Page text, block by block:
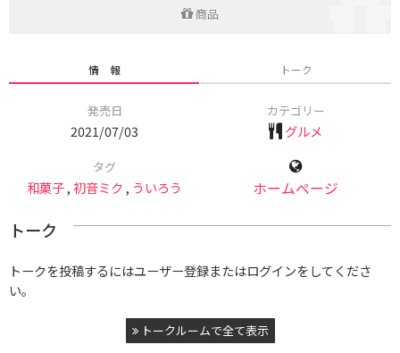
商品
情 報 トーク
発売日
2021/07/03
カテゴリー
グルメ
タグ
和菓子,初音ミク , ういろう ホームページ
トーク
トークを投稿するにはユーザー登録またはログインをしてくださ
い。
トークルームで全て表示